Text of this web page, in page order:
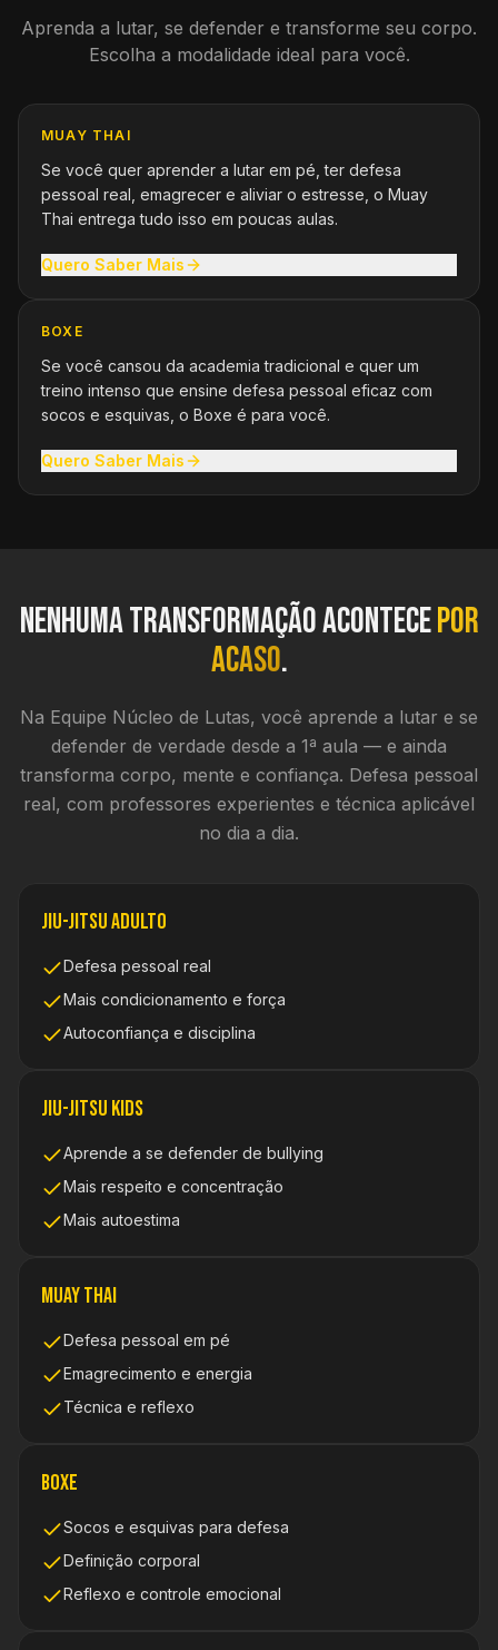
Aprenda a lutar, se defender e transforme seu corpo.
Escolha a modalidade ideal para você.
MUAY THAI
Se você quer aprender a lutar em pé, ter defesa
pessoal real, emagrecer e aliviar o estresse, o Muay
Thai entrega tudo isso em poucas aulas.
Quero Saber Mais
BOXE
Se você cansou da academia tradicional e quer um
treino intenso que ensine defesa pessoal eficaz com
socos e esquivas, o Boxe é para você.
Quero Saber Mais
Nenhuma transformação acontecepor
acaso.
Na Equipe Núcleo de Lutas, você aprende a lutar e se
defender de verdade desde a 1ª aula — e ainda
transforma corpo, mente e confiança. Defesa pessoal
real, com professores experientes e técnica aplicável
no dia a dia.
Jiu-Jitsu Adulto
Defesa pessoal real
Mais condicionamento e força
Autoconfiança e disciplina
Jiu-Jitsu Kids
Aprende a se defender de bullying
Mais respeito e concentração
Mais autoestima
Muay Thai
Defesa pessoal em pé
Emagrecimento e energia
Técnica e reflexo
Boxe
Socos e esquivas para defesa
Definição corporal
Reflexo e controle emocional